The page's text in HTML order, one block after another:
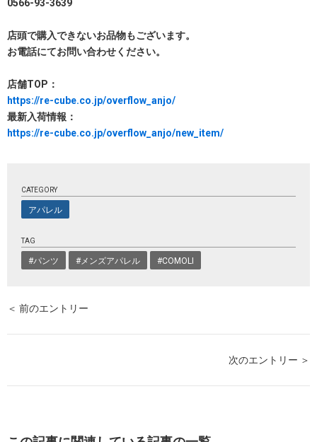
0566-93-3639
店頭で購入できないお品物もございます。
お電話にてお問い合わせください。
店舗TOP：
https://re-cube.co.jp/overflow_anjo/
最新入荷情報：
https://re-cube.co.jp/overflow_anjo/new_item/
CATEGORY
アパレル
TAG
#パンツ #メンズアパレル #COMOLI
＜ 前のエントリー
次のエントリー ＞